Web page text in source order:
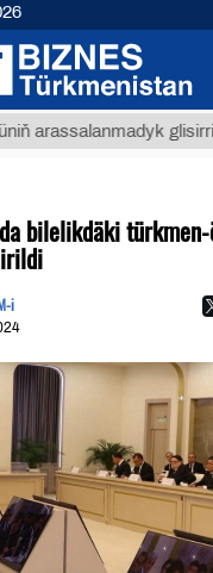
glisirrizin
bilelikdäki
i